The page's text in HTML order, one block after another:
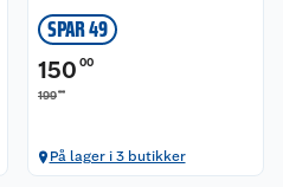
SPAR 49
150 00
19900
På lager i 3 butikker